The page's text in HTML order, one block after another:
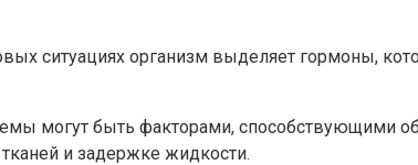
ситуациях организм выделяет гормоны,
могут быть факторами, способствующими
и задержке жидкости.